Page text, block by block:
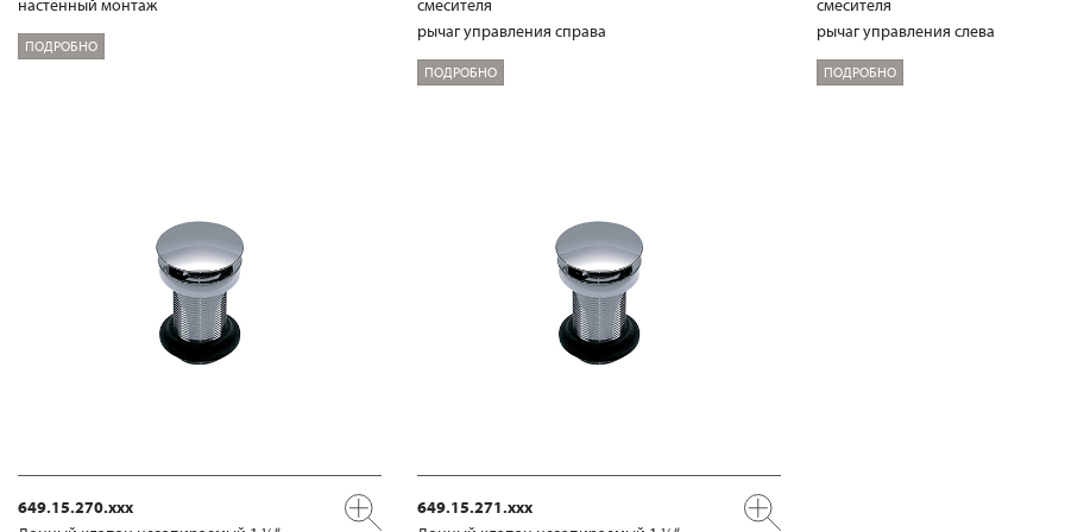
настенный монтаж
ПОДРОБНО
смесителя
рычаг управления справа
ПОДРОБНО
смесителя
рычаг управления слева
ПОДРОБНО
649.15.270.xxx
649.15.271.xxx